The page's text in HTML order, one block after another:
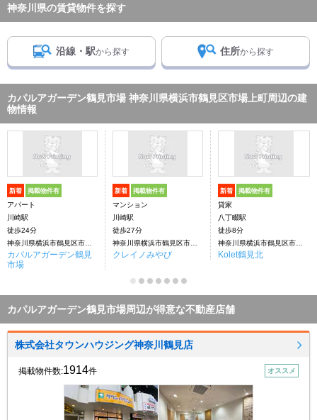
神奈川県の賃貸物件を探す
沿線・駅から探す 住所から探す
カパルアガーデン鶴見市場 神奈川県横浜市鶴見区市場上町周辺の建
物情報
新着 掲載物件有
アパート
川崎駅
徒歩24分
カパルアガーデン鶴見
市場
新着 掲載物件有
マンション
川崎駅
徒歩27分
クレイノみやび
新着 掲載物件有
貸家
八丁畷駅
徒歩8分
Kolet鶴見北
カパルアガーデン鶴見市場周辺が得意な不動産店舗
株式会社タウンハウジング神奈川鶴見店
掲載物件数:1914件 オススメ